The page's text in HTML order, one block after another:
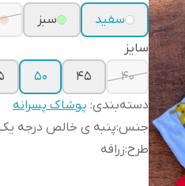
سفید
سبز
سایز
۴۰
۴۵ ۵۰
دسته‌بندی: پوشاک پسرانه
جنس:پنبه ی خالص درجه
طرح:زرافه